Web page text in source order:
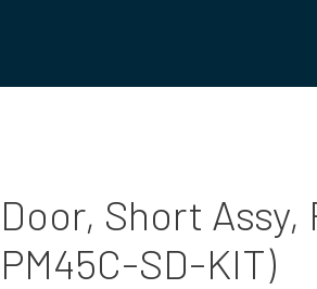
Door, Short Assy,
PM45C-SD-KIT)